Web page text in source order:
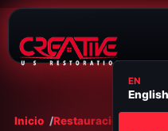
EN
English
Inicio Restauración por